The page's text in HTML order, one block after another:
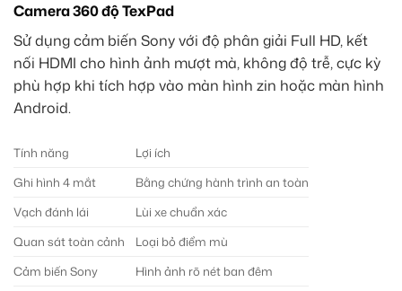
Camera 360 độ TexPad
Sử dụng cảm biến Sony với độ phân giải Full HD, kết
nối HDMI cho hình ảnh mượt mà, không độ trễ, cực kỳ
phù hợp khi tích hợp vào màn hình zin hoặc màn hình
Android.
Tính năng
Lợi ích
Ghi hình 4 mắt
Bằng chứng hành trình an toàn
Vạch đánh lái
Lùi xe chuẩn xác
Quan sát toàn cảnh
Loại bỏ điểm mù
Cảm biến Sony
Hình ảnh rõ nét ban đêm